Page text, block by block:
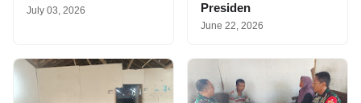
July 03, 2026
Presiden
June 22, 2026